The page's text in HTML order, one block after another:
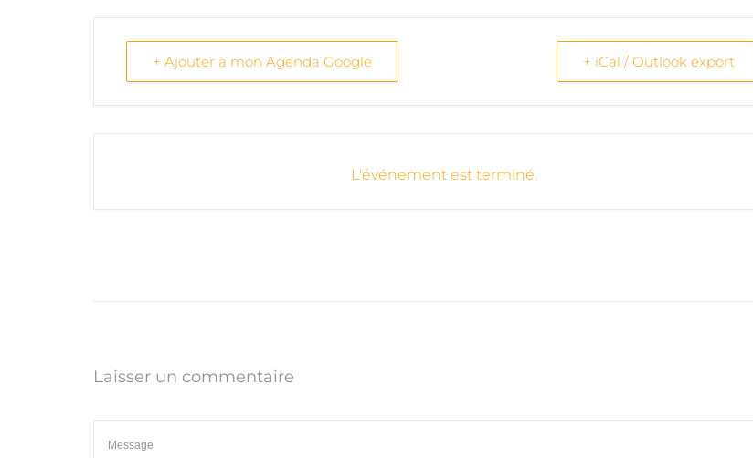
+ Ajouter à mon Agenda Google + iCal / Outlook export
L'événement est terminé.
Laisser un commentaire